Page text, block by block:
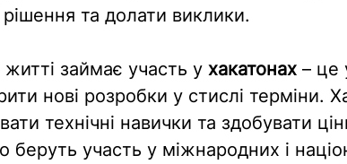
та долати виклики.
займає участь у хакатонах – це
нові розробки у стислі терміни.
технічні навички та здобувати
беруть участь у міжнародних і